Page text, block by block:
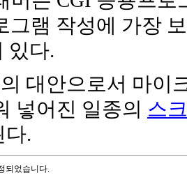
그램 작성에 가장
있다.
대안으로서 마이
넣어진 일종의 스
다.
되었습니다.